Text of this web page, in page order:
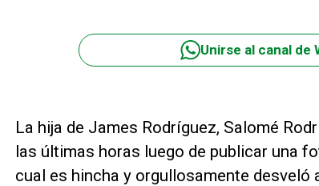
Unirse al canal de
La hija de James Rodríguez, Salomé
las últimas horas luego de publicar una
cual es hincha y orgullosamente